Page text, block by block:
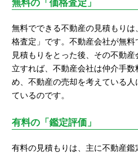
無料の「価格査定」
無料でできる不動産の見積もり
格査定」です。不動産会社が無料
見積もりをとった後、その不動
立すれば、不動産会社は仲介手
め、不動産の売却を考えている
ているのです。
有料の「鑑定評価」
有料の見積もりは、主に不動産鑑